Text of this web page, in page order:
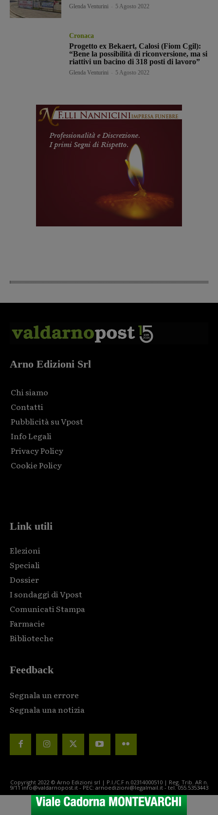
Glenda Venturini 5 Agosto 2022
Cronaca
Progetto ex Bekaert, Calosi (Fiom Cgil):
“Bene la possibilità di riconversione, ma si
riattivi un bacino di 318 posti di lavoro”
Glenda Venturini 5 Agosto 2022
Arno Edizioni Srl
Chi siamo
Contatti
Pubblicità su Vpost
Info Legali
Privacy Policy
Cookie Policy
Link utili
Elezioni
Speciali
Dossier
I sondaggi di Vpost
Comunicati Stampa
Farmacie
Biblioteche
Feedback
Segnala un errore
Segnala una notizia
Copyright 2022 © Arno Edizioni srl | P.I./C.F n.02314000510 | Reg. Trib. AR n.
9/11 info@valdarnopost.it - PEC: arnoedizioni@legalmail.it - tel. 055.5353443